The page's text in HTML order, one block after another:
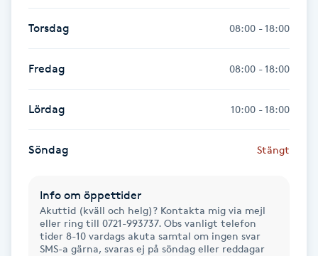
Gellack med förstärkning
Gravidmassage
Gravidyoga
Gruppträning
Gua Sha-massage
Hatha Yoga
Torsdag 08:00 - 18:00
Fredag 08:00 - 18:00
Lördag 10:00 - 18:00
Söndag Stängt
Info om öppettider
Akuttid (kväll och helg)? Kontakta mig via mejl
eller ring till 0721-993737. Obs vanligt telefon
tider 8-10 vardags akuta samtal om ingen svar
SMS-a gärna, svaras ej på söndag eller reddagar